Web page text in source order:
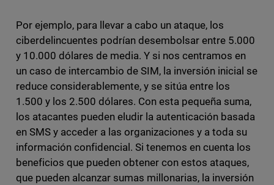
Por ejemplo, para llevar a cabo un ataque, los
ciberdelincuentes podrían desembolsar entre 5.000
y 10.000 dólares de media. Y si nos centramos en
un caso de intercambio de SIM, la inversión inicial se
reduce considerablemente, y se sitúa entre los
1.500 y los 2.500 dólares. Con esta pequeña suma,
los atacantes pueden eludir la autenticación basada
en SMS y acceder a las organizaciones y a toda su
información confidencial. Si tenemos en cuenta los
beneficios que pueden obtener con estos ataques,
que pueden alcanzar sumas millonarias, la inversión